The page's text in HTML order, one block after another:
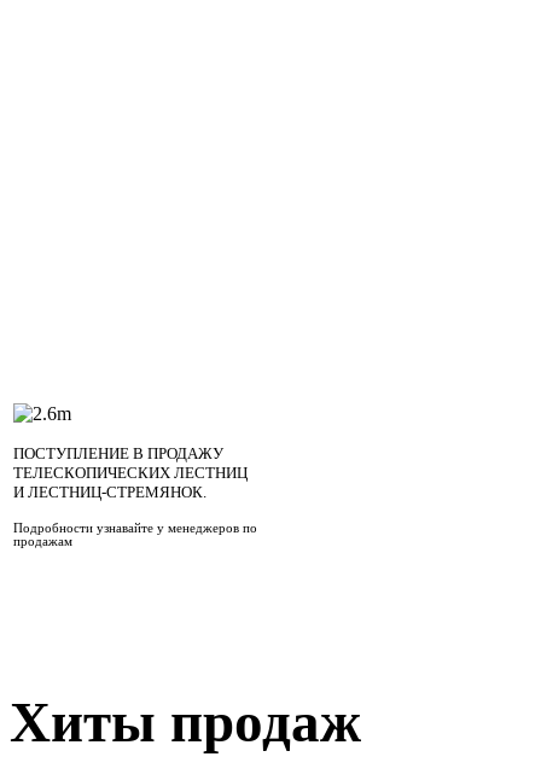
ПОСТУПЛЕНИЕ В ПРОДАЖУ
ТЕЛЕСКОПИЧЕСКИХ ЛЕСТНИЦ
И ЛЕСТНИЦ-СТРЕМЯНОК.
Подробности узнавайте у менеджеров по
продажам
Хиты продаж